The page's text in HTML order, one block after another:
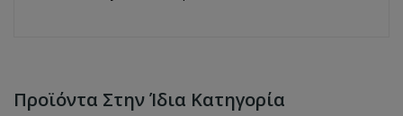
Προϊόντα Στην Ίδια Κατηγορία